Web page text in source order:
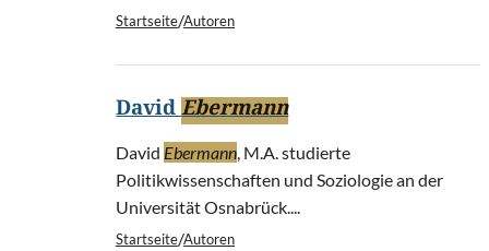
Startseite/Autoren
DavidEbermann
David Ebermann, M.A. studierte
Politikwissenschaften und Soziologie an der
Universität Osnabrück....
Startseite/Autoren